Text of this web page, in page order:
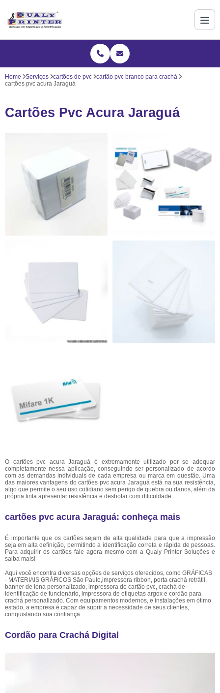
Home Serviços cartões de pvc
cartão pvc branco para crachá
cartões pvc acura Jaraguá
Cartões Pvc Acura Jaraguá
O cartões pvc acura Jaraguá é extremamente utilizado por se adequar
completamente nessa aplicação, conseguindo ser personalizado de acordo
com as demandas individuais de cada empresa ou marca em questão. Uma
das maiores vantagens do cartões pvc acura Jaraguá está na sua resistência,
algo que permite o seu uso cotidiano sem perigo de quebra ou danos, além da
própria tinta apresentar resistência e desbotar com dificuldade.
cartões pvc acura Jaraguá: conheça mais
É importante que os cartões sejam de alta qualidade para que a impressão
seja em alta definição, permitindo a identificação correta e rápida de pessoas.
Para adquirir os cartões fale agora mesmo com a Qualy Printer Soluções e
saiba mais!
Aqui você encontra diversas opções de serviços oferecidos, como GRÁFICAS
- MATERIAIS GRÁFICOS São Paulo,impressora ribbon, porta crachá retrátil,
banner de lona personalizado, impressora de cartão pvc, crachá de
identificação de funcionário, impressora de etiquetas argox e cordão para
crachá personalizado. Com equipamentos modernos, e instalações em ótimo
estado, a empresa é capaz de suprir a necessidade de seus clientes,
conquistando sua confiança.
Cordão para Crachá Digital